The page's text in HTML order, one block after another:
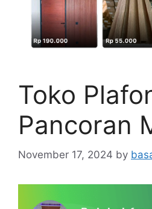
Toko
Pancoran
November 17, 2024 by